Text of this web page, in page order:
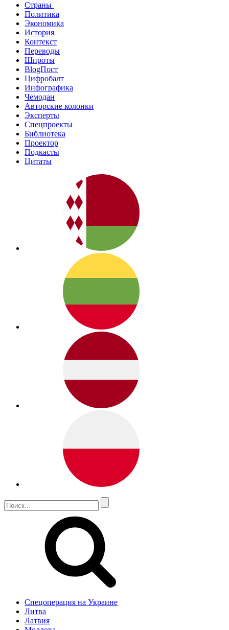
Страны
Политика
Экономика
История
Контекст
Переводы
Шпроты
BlogПост
Цифробалт
Инфографика
Чемодан
Авторские колонки
Эксперты
Спецпроекты
Библиотека
Проектор
Подкасты
Цитаты
Спецоперация на Украине
Литва
Латвия